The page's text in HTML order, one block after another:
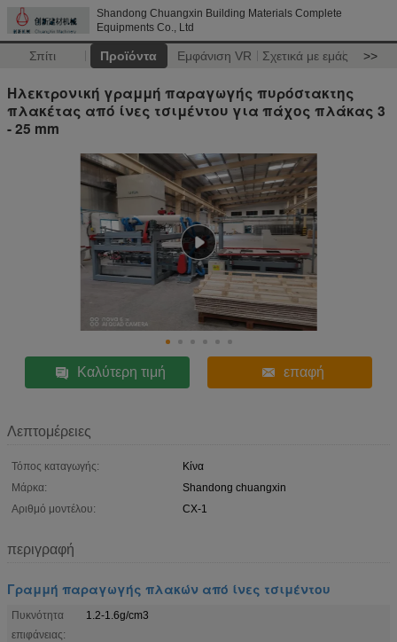
Shandong Chuangxin Building Materials Complete
Equipments Co., Ltd
Σπίτι Προϊόντα Εμφάνιση VR Σχετικά με εμάς >>
Ηλεκτρονική γραμμή παραγωγής πυρόστακτης
πλακέτας από ίνες τσιμέντου για πάχος πλάκας 3
- 25 mm
Καλύτερη τιμή επαφή
Λεπτομέρειες
Τόπος καταγωγής:
Κίνα
Μάρκα:
Shandong chuangxin
Αριθμό μοντέλου:
CX-1
περιγραφή
Γραμμή παραγωγής πλακών από ίνες τσιμέντου
Πυκνότητα
επιφάνειας:
1.2-1.6g/cm3